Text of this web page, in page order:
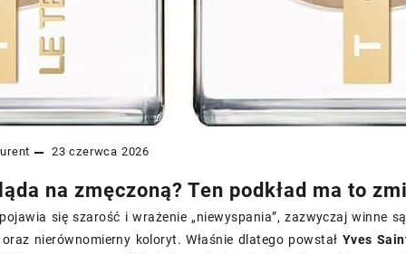
23 czerwca 2026
na zmęczoną? Ten podkład ma to
się szarość i wrażenie „niewyspania”, zazwyczaj winne
nierównomierny koloryt. Właśnie dlatego powstał Yves